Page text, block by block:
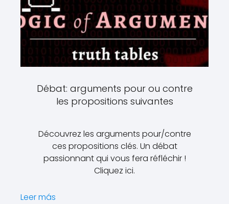
Débat: arguments pour ou contre
les propositions suivantes
Découvrez les arguments pour/contre
ces propositions clés. Un débat
passionnant qui vous fera réfléchir !
Cliquez ici.
Leer más